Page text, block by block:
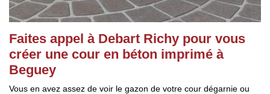
Faites appel à Debart Richy pour vous
créer une cour en béton imprimé à
Beguey
Vous en avez assez de voir le gazon de votre cour dégarnie ou